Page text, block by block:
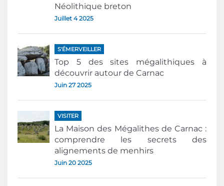
Néolithique breton
Juillet 4 2025
S'ÉMERVEILLER
Top 5 des sites mégalithiques à
découvrir autour de Carnac
Juin 27 2025
VISITER
La Maison des Mégalithes de Carnac :
comprendre les secrets des
alignements de menhirs
Juin 20 2025